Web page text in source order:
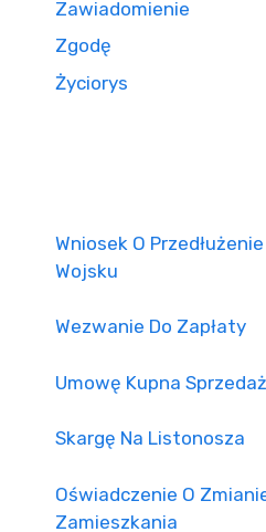
Zawiadomienie
Zgodę
Życiorys
Wniosek O
Wojsku
Wezwanie Do Zapłaty
Umowę Kupna
Skargę Na Listonosza
Oświadczenie O
Zamieszkania